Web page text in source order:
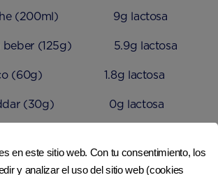
(200ml) 9g lactosa
beber (125g) 5.9g lactosa
(60g) 1.8g lactosa
(30g) 0g lactosa
con leche (54g) 5.5g lactosa
en este sitio web. Con tu consentimiento, los
y analizar el uso del sitio web (cookies